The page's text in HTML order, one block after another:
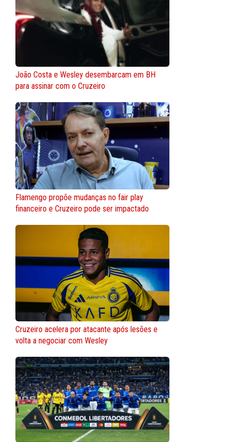
João Costa e Wesley desembarcam em BH
para assinar com o Cruzeiro
Flamengo propõe mudanças no fair play
financeiro e Cruzeiro pode ser impactado
Cruzeiro acelera por atacante após lesões e
volta a negociar com Wesley